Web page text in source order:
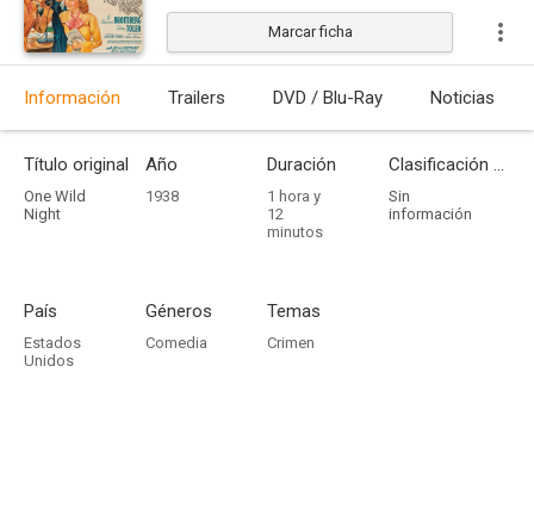
Marcar ficha
Información Trailers DVD / Blu-Ray Noticias
Título original
One Wild
Night
Año
1938
Duración
1 hora y
12
minutos
Clasificación por edades
Sin
información
País
Estados
Unidos
Géneros
Comedia
Temas
Crimen